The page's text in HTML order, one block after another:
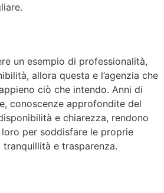
un esempio di professionalità,
allora questa e l’agenzia che
ciò che intendo. Anni di
conoscenze approfondite del
e chiarezza, rendono
per soddisfare le proprie
e trasparenza.